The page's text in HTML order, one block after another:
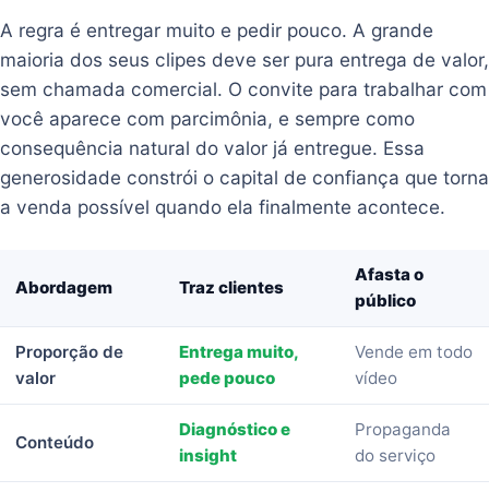
A regra é entregar muito e pedir pouco. A grande
maioria dos seus clipes deve ser pura entrega de valor,
sem chamada comercial. O convite para trabalhar com
você aparece com parcimônia, e sempre como
consequência natural do valor já entregue. Essa
generosidade constrói o capital de confiança que torna
a venda possível quando ela finalmente acontece.
Abordagem Traz clientes
Afasta o
público
Proporção de
valor
Entrega muito,
pede pouco
Vende em todo
vídeo
Conteúdo
Diagnóstico e
insight
Propaganda
do serviço